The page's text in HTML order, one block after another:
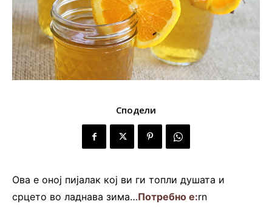
Сподели
Ова е оној пијалак кој ви ги топли душата и
срцето во ладнава зима…Потребно е:rn